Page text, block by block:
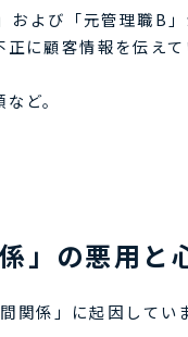
よび「元管理職B
に顧客情報を伝えて
ど。
」の悪用と
関係」に起因してい